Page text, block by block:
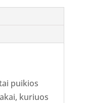
puikios
kuriuos